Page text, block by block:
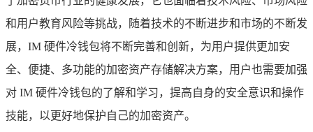
和用户教育风险等挑战，随着技术的不断进步和市场的不断发
展，IM 硬件冷钱包将不断完善和创新，为用户提供更加安
全、便捷、多功能的加密资产存储解决方案，用户也需要加强
对 IM 硬件冷钱包的了解和学习，提高自身的安全意识和操作
技能，以更好地保护自己的加密资产。